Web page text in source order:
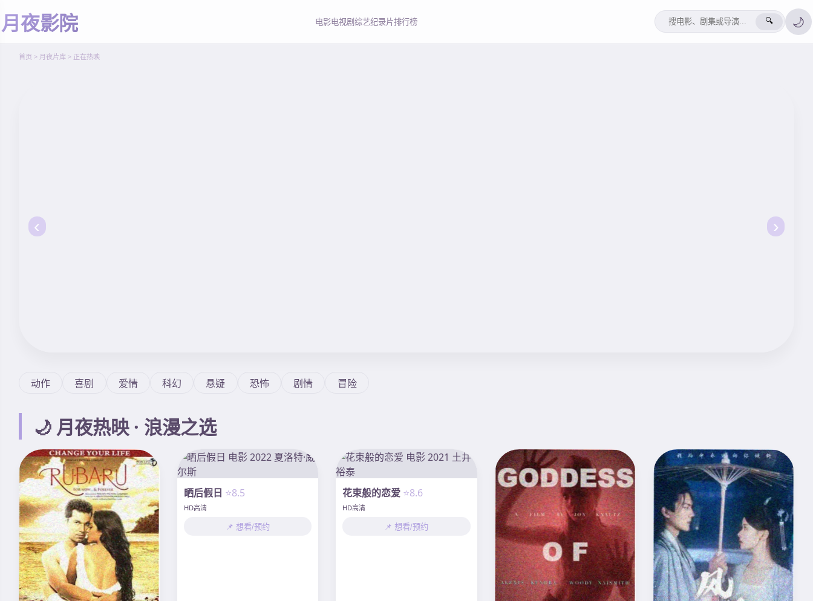
月夜影院 电影电视剧 综艺纪录片排行榜 🔍 🌙
首页 > 月夜片库 > 正在热映
立
即
观
看
‹ ›
动作 喜剧 爱情 科幻 悬疑 恐怖 剧情 冒险
🌙 月夜热映 · 浪漫之选
晒后假日 ⭐8.5
HD高清
📌 想看/预约
花束般的恋爱 ⭐8.6
HD高清
📌 想看/预约